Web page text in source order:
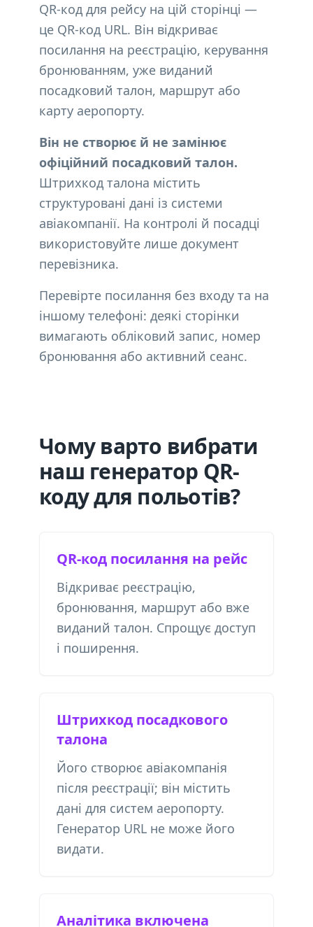
QR-код для рейсу на цій сторінці —
це QR-код URL. Він відкриває
посилання на реєстрацію, керування
бронюванням, уже виданий
посадковий талон, маршрут або
карту аеропорту.
Він не створює й не замінює
офіційний посадковий талон.
Штрихкод талона містить
структуровані дані із системи
авіакомпанії. На контролі й посадці
використовуйте лише документ
перевізника.
Перевірте посилання без входу та на
іншому телефоні: деякі сторінки
вимагають обліковий запис, номер
бронювання або активний сеанс.
Чому варто вибрати
наш генератор QR-
коду для польотів?
QR-код посилання на рейс
Відкриває реєстрацію,
бронювання, маршрут або вже
виданий талон. Спрощує доступ
і поширення.
Штрихкод посадкового
талона
Його створює авіакомпанія
після реєстрації; він містить
дані для систем аеропорту.
Генератор URL не може його
видати.
Аналітика включена